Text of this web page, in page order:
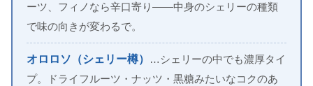
ーツ、フィノなら辛口寄り——中身のシェリーの種類
で味の向きが変わるで。
オロロソ（シェリー樽）
…シェリーの中でも濃厚タイ
プ。ドライフルーツ・ナッツ・黒糖みたいなコクのあ